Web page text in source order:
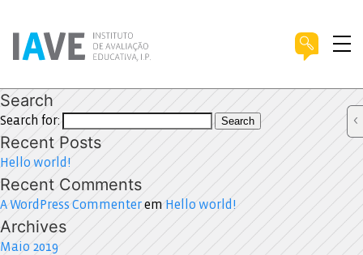
Search
Search for: Search
Recent Posts
Hello world!
Recent Comments
A WordPress Commenterem Hello world!
Archives
Maio 2019